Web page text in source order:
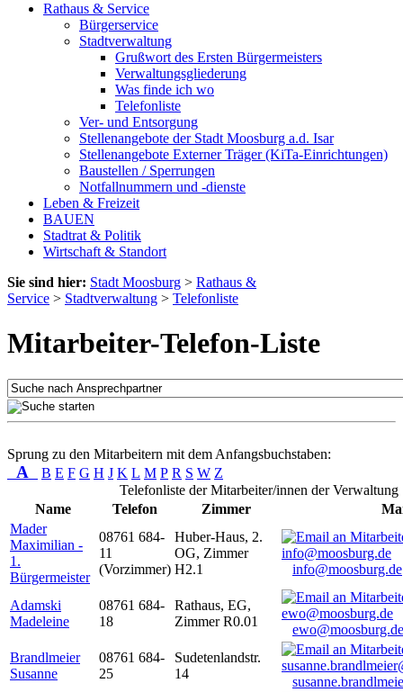
Rathaus & Service
Bürgerservice
Stadtverwaltung
Grußwort des Ersten Bürgermeisters
Verwaltungsgliederung
Was finde ich wo
Telefonliste
Ver- und Entsorgung
Stellenangebote der Stadt Moosburg a.d. Isar
Stellenangebote Externer Träger (KiTa-Einrichtungen)
Baustellen / Sperrungen
Notfallnummern und -dienste
Leben & Freizeit
BAUEN
Stadtrat & Politik
Wirtschaft & Standort
Sie sind hier: Stadt Moosburg > Rathaus &
Service > Stadtverwaltung > Telefonliste
Mitarbeiter-Telefon-Liste
Sprung zu den Mitarbeitern mit dem Anfangsbuchstaben:
A B E F G H J K L M P R S W Z
Telefonliste der Mitarbeiter/innen der Verwaltung
Name
Telefon Zimmer
Mader
Maximilian -
1.
Bürgermeister
08761 684-
11
(Vorzimmer)
Huber-Haus, 2.
OG, Zimmer
H2.1
info@moosburg.de
Adamski
Madeleine
08761 684-
18
Rathaus, EG,
Zimmer R0.01
ewo@moosburg.de
Brandlmeier
Susanne
08761 684-
25
Sudetenlandstr.
14